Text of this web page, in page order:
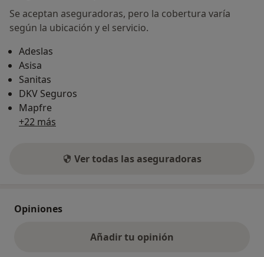
Se aceptan aseguradoras, pero la cobertura varía
según la ubicación y el servicio.
Adeslas
Asisa
Sanitas
DKV Seguros
Mapfre
+22 más
Ver todas las aseguradoras
Opiniones
Añadir tu opinión